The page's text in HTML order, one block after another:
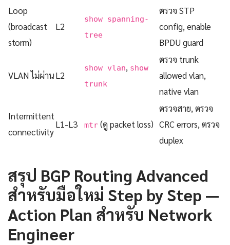
Loop
(broadcast
storm)
L2
show spanning-
tree
ตรวจ STP
config, enable
BPDU guard
VLAN ไม่ผ่านL2
show vlan, show
trunk
ตรวจ trunk
allowed vlan,
native vlan
Intermittent
connectivity
L1-L3 mtr (ดู packet loss)
ตรวจสาย, ตรวจ
CRC errors, ตรวจ
duplex
สรุป BGP Routing Advanced
สำหรับมือใหม่ Step by Step —
Action Plan สำหรับ Network
Engineer